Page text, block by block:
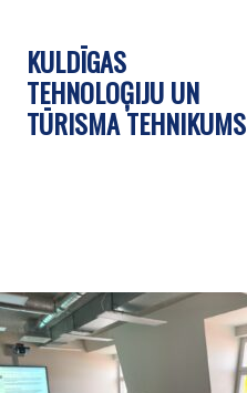
KULDĪGAS
TEHNOLOĢIJU UN
TŪRISMA TEHNIKUMS